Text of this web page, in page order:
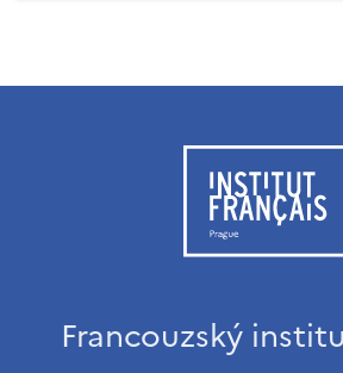
Francouzský